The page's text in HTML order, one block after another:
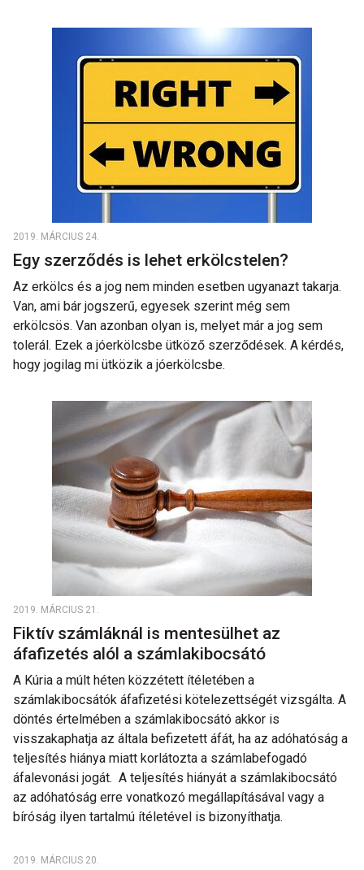
2019. MÁRCIUS 24.
Egy szerződés is lehet erkölcstelen?
Az erkölcs és a jog nem minden esetben ugyanazt takarja.
Van, ami bár jogszerű, egyesek szerint még sem
erkölcsös. Van azonban olyan is, melyet már a jog sem
tolerál. Ezek a jóerkölcsbe ütköző szerződések. A kérdés,
hogy jogilag mi ütközik a jóerkölcsbe.
2019. MÁRCIUS 21.
Fiktív számláknál is mentesülhet az
áfafizetés alól a számlakibocsátó
A Kúria a múlt héten közzétett ítéletében a
számlakibocsátók áfafizetési kötelezettségét vizsgálta. A
döntés értelmében a számlakibocsátó akkor is
visszakaphatja az általa befizetett áfát, ha az adóhatóság a
teljesítés hiánya miatt korlátozta a számlabefogadó
áfalevonási jogát. A teljesítés hiányát a számlakibocsátó
az adóhatóság erre vonatkozó megállapításával vagy a
bíróság ilyen tartalmú ítéletével is bizonyíthatja.
2019. MÁRCIUS 20.